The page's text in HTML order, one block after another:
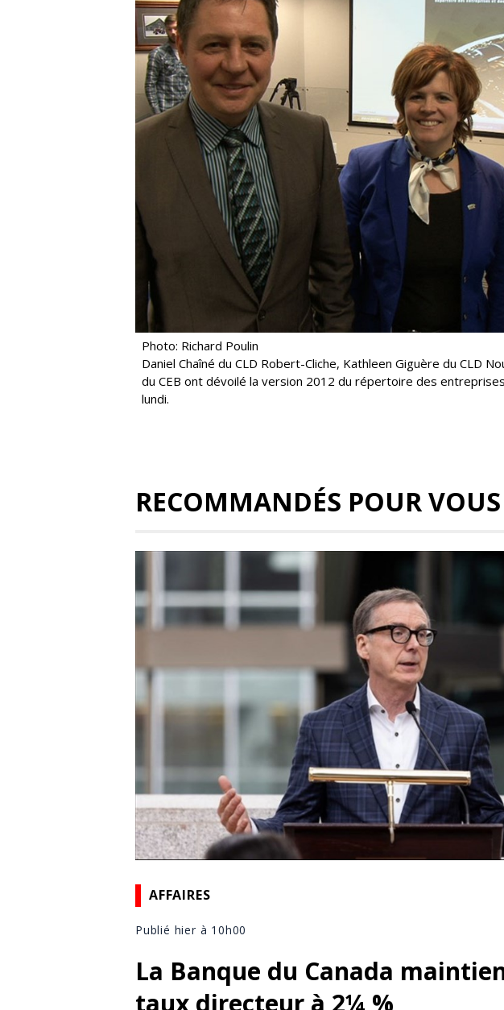
Photo: Richard Poulin
Daniel Chaîné du CLD Robert-Cliche, Kathleen Giguère du CLD
du CEB ont dévoilé la version 2012 du répertoire des
lundi.
RECOMMANDÉS POUR VOUS
AFFAIRES
Publié hier à 10h00
La Banque du Canada
taux directeur à 2¼ %